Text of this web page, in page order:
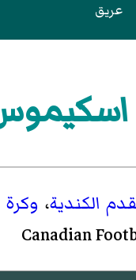
عريق
الكندية، وكرة